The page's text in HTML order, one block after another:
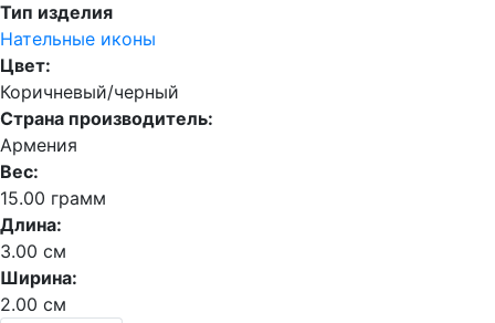
Тип изделия
Нательные иконы
Цвет:
Коричневый/черный
Страна производитель:
Армения
Вес:
15.00 грамм
Длина:
3.00 см
Ширина:
2.00 см